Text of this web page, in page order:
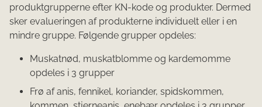
produktgrupperne efter KN-kode og produkter. Dermed
sker evalueringen af produkterne individuelt eller i en
mindre gruppe. Følgende grupper opdeles:
Muskatnød, muskatblomme og kardemomme
opdeles i 3 grupper
Frø af anis, fennikel, koriander, spidskommen,